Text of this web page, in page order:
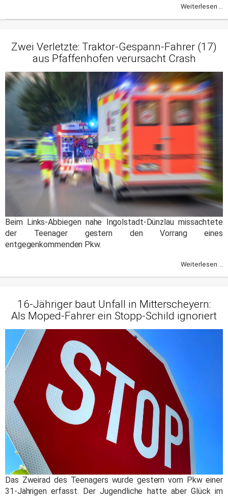
Weiterlesen ...
Zwei Verletzte: Traktor-Gespann-Fahrer (17)
aus Pfaffenhofen verursacht Crash
Beim Links-Abbiegen nahe Ingolstadt-Dünzlau missachtete
der Teenager gestern den Vorrang eines
entgegenkommenden Pkw.
Weiterlesen ...
16-Jähriger baut Unfall in Mitterscheyern:
Als Moped-Fahrer ein Stopp-Schild ignoriert
Das Zweirad des Teenagers wurde gestern vom Pkw einer
31-Jährigen erfasst. Der Jugendliche hatte aber Glück im